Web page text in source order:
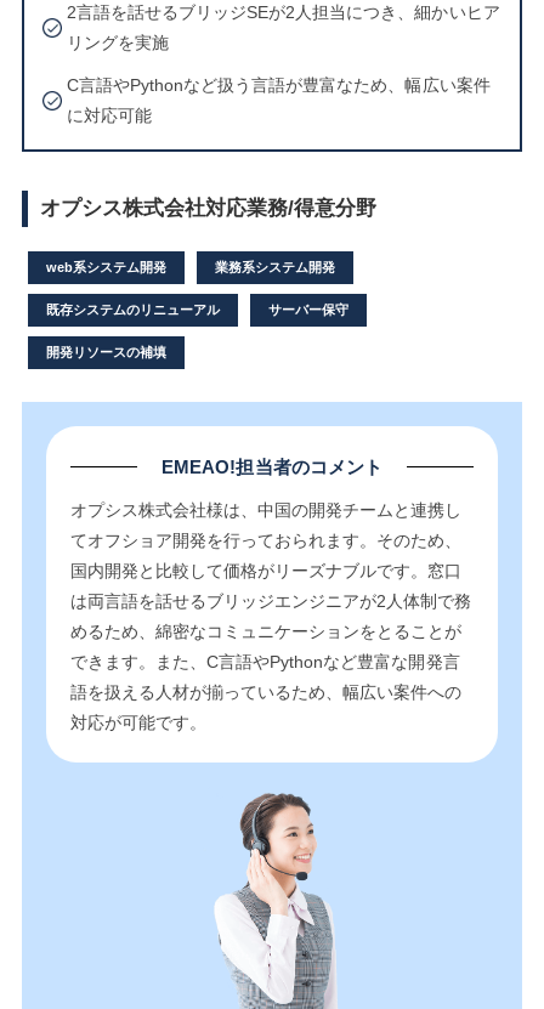
2言語を話せるブリッジSEが2人担当につき、細かいヒア
リングを実施
C言語やPythonなど扱う言語が豊富なため、幅広い案件
に対応可能
オプシス株式会社対応業務/得意分野
web系システム開発 業務系システム開発
既存システムのリニューアル サーバー保守
開発リソースの補填
EMEAO!担当者のコメント
オプシス株式会社様は、中国の開発チームと連携し
てオフショア開発を行っておられます。そのため、
国内開発と比較して価格がリーズナブルです。窓口
は両言語を話せるブリッジエンジニアが2人体制で務
めるため、綿密なコミュニケーションをとることが
できます。また、C言語やPythonなど豊富な開発言
語を扱える人材が揃っているため、幅広い案件への
対応が可能です。